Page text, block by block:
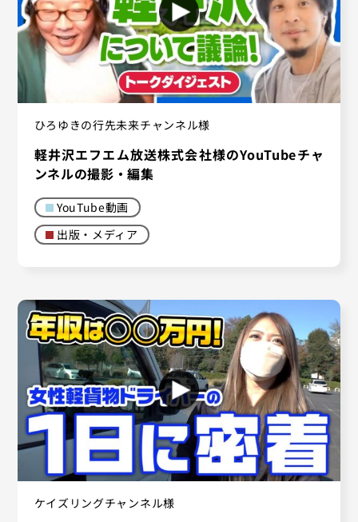
ひろゆきの行先未来チャンネル様
軽井沢エフエム放送株式会社様のYouTubeチャ
ンネルの撮影・編集
YouTube動画
出版・メディア
ケイズリングチャンネル様